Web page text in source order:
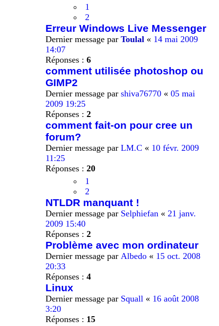
1
2
Erreur Windows Live Messenger
Dernier message par Toulal « 14 mai 2009
14:07
Réponses : 6
comment utilisée photoshop ou
GIMP2
Dernier message par shiva76770 « 05 mai
2009 19:25
Réponses : 2
comment fait-on pour cree un
forum?
Dernier message par LM.C « 10 févr. 2009
11:25
Réponses : 20
1
2
NTLDR manquant !
Dernier message par Selphiefan « 21 janv.
2009 15:40
Réponses : 2
Problème avec mon ordinateur
Dernier message par Albedo « 15 oct. 2008
20:33
Réponses : 4
Linux
Dernier message par Squall « 16 août 2008
3:20
Réponses : 15